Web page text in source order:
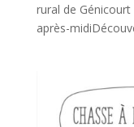
rural de
après-